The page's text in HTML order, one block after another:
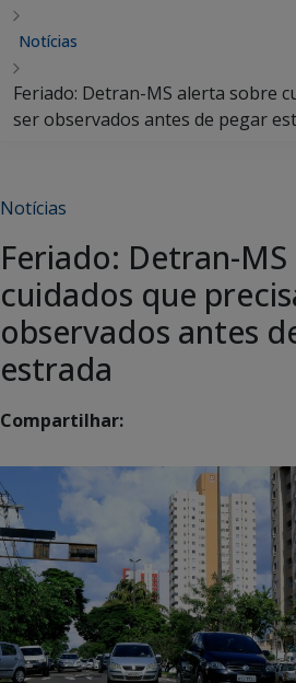
Notícias
Feriado: Detran-MS alerta sobre
ser observados antes de pegar
Notícias
Feriado: Detran-
cuidados que
observados antes
estrada
Compartilhar: